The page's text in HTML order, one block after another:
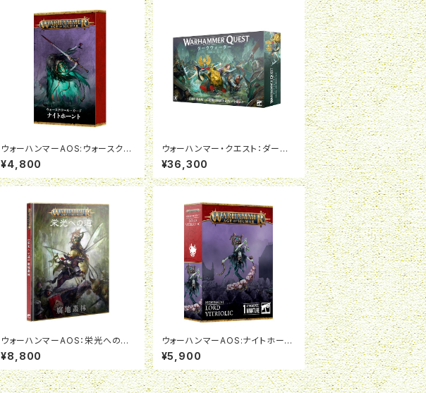
ウォーハンマーAOS:ウォースクロ
ールカード:ナイトホーント(日本語
版)
¥4,800
ウォーハンマー・クエスト：ダーク
ウォーター（日本語版）
¥36,300
ウォーハンマーAOS：栄光への道：
腐地叢林（日本語版）
¥8,800
ウォーハンマーAOS:ナイトホーン
ト:ロード・ヴィトリオリック
¥5,900